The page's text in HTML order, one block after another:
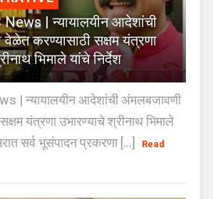
| न्यायालयीन आदेशांची
करण्यासाठी सक्षम यंत्रणा
भिमाले यांचे निर्देश
| न्यायालयीन आदेशांची अंमलबजावणी
यंत्रणा उभारण्याचे श्रीनाथ भिमाले
सर्व भूसंपादन प्रकरणा [...]
Read